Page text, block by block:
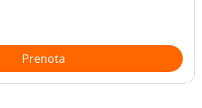
Prenota